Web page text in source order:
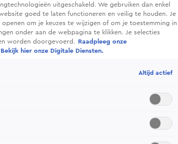
elkaar goed te leren
door te brengen.
uitgeschakeld. We gebruiken dan enkel
goed te laten functioneren en veilig te houden. Je
om je keuzes te wijzigen of om je toestemming in
onder aan de webpagina te klikken. Je selecties
worden doorgevoerd.
Raadpleeg onze
Bekijk hier onze Digitale Diensten.
Altijd actief